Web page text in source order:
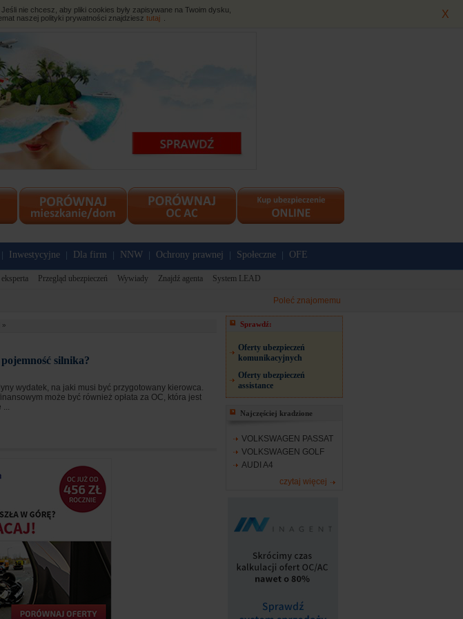
X
nie chcesz, aby pliki cookies były zapisywane na Twoim dysku,
naszej polityki prywatności znajdziesz tutaj
Inwestycyjne Dla firm NNW Ochrony prawnej Społeczne OFE
Przegląd ubezpieczeń Wywiady Znajdź agenta System LEAD
Poleć znajomemu
»
silnika?
wydatek, na jaki musi być przygotowany kierowca.
może być również opłata za OC, która jest
...
Sprawdź:
Oferty ubezpieczeń
komunikacyjnych
Oferty ubezpieczeń
assistance
Najczęściej kradzione
VOLKSWAGEN PASSAT
VOLKSWAGEN GOLF
AUDI A4
czytaj więcej